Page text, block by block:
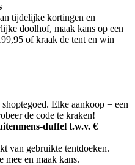
tijdelijke kortingen en
doolhof, maak kans op een
of kraak de tent en win
Elke aankoop = een
de code te kraken!
duffel t.w.v. €
van gebruikte tentdoeken.
mee en maak kans.